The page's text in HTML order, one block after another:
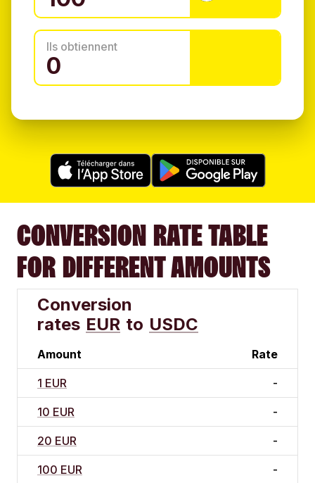
Ils obtiennent
CONVERSION RATE TABLE
FOR DIFFERENT AMOUNTS
Conversion
rates EUR to USDC
Amount Rate
1 EUR -
10 EUR -
20 EUR -
100 EUR -